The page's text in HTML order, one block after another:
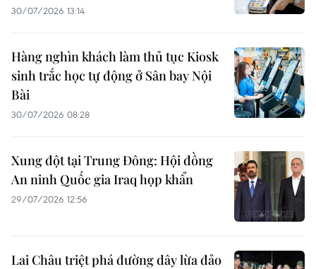
30/07/2026 13:14
Hàng nghìn khách làm thủ tục Kiosk
sinh trắc học tự động ở Sân bay Nội
Bài
30/07/2026 08:28
Xung đột tại Trung Đông: Hội đồng
An ninh Quốc gia Iraq họp khẩn
29/07/2026 12:56
Lai Châu triệt phá đường dây lừa đảo